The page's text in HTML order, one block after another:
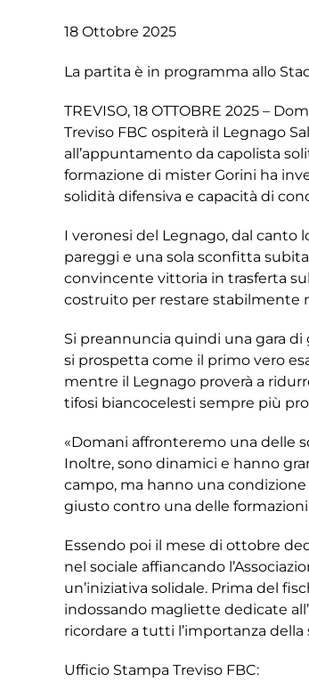
18 Ottobre 2025
La partita è in programma allo
TREVISO, 18 OTTOBRE 2025 –
Treviso FBC ospiterà il Legnago
all’appuntamento da capolista
formazione di mister Gorini ha
solidità difensiva e capacità di
I veronesi del Legnago, dal canto
pareggi e una sola sconfitta
convincente vittoria in trasferta
costruito per restare stabilmente
Si preannuncia quindi una gara
si prospetta come il primo vero
mentre il Legnago proverà a
tifosi biancocelesti sempre più
«Domani affronteremo una delle
Inoltre, sono dinamici e hanno
campo, ma hanno una
giusto contro una delle
Essendo poi il mese di ottobre
nel sociale affiancando
un’iniziativa solidale. Prima del
indossando magliette dedicate
ricordare a tutti l’importanza
Ufficio Stampa Treviso FBC: